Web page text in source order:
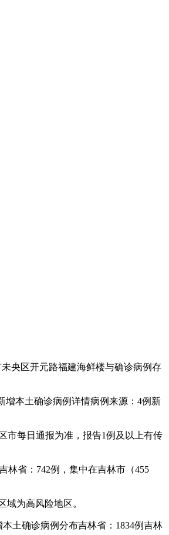
央区开元路福建海鲜楼与确诊病例存
增本土确诊病例详情病例来源：4例新
市每日通报为准，报告1例及以上有传
林省：742例，集中在吉林市（455
域为高风险地区。
土确诊病例分布吉林省：1834例吉林